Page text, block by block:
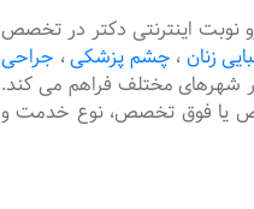
اینترنتی دکتر در تخصص
زنان ، چشم پزشکی، جراحی
شهرهای مختلف فراهم می کند.
یا فوق تخصص، نوع خدمت و